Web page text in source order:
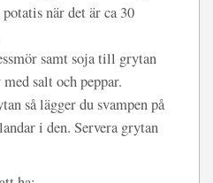
när det är ca 30
samt soja till grytan
salt och peppar.
så lägger du svampen på
i den. Servera grytan